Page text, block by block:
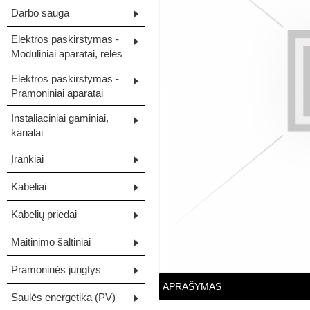
Darbo sauga
Elektros paskirstymas -
Moduliniai aparatai, relės
Elektros paskirstymas -
Pramoniniai aparatai
Instaliaciniai gaminiai,
kanalai
Įrankiai
Kabeliai
Kabelių priedai
Maitinimo šaltiniai
Pramoninės jungtys
Saulės energetika (PV)
APRAŠYMAS